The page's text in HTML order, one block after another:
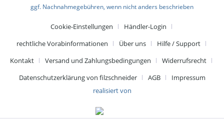
ggf. Nachnahmegebühren, wenn nicht anders beschrieben
Cookie-Einstellungen
Händler-Login
rechtliche Vorabinformationen
Über uns
Hilfe / Support
Kontakt
Versand und Zahlungsbedingungen
Widerrufsrecht
Datenschutzerklärung von filzschneider
AGB
Impressum
realisiert von